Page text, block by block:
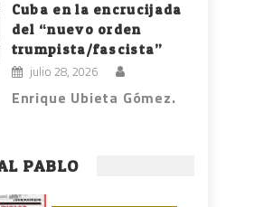
Cuba en la encrucijada
del “nuevo orden
trumpista/fascista”
julio 28, 2026
Enrique Ubieta Gómez.
PABLO